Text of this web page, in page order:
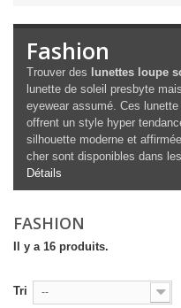
Fashion
Trouver des lunettes loupe
lunette de soleil presbyte
eyewear assumé. Ces
offrent un style hyper
silhouette moderne et
cher sont disponibles dans
Détails
FASHION
Il y a 16 produits.
Tri --